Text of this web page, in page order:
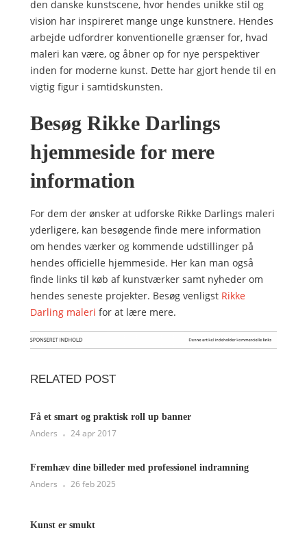
den danske kunstscene, hvor hendes unikke stil og
vision har inspireret mange unge kunstnere. Hendes
arbejde udfordrer konventionelle grænser for, hvad
maleri kan være, og åbner op for nye perspektiver
inden for moderne kunst. Dette har gjort hende til en
vigtig figur i samtidskunsten.
Besøg Rikke Darlings
hjemmeside for mere
information
For dem der ønsker at udforske Rikke Darlings maleri
yderligere, kan besøgende finde mere information
om hendes værker og kommende udstillinger på
hendes officielle hjemmeside. Her kan man også
finde links til køb af kunstværker samt nyheder om
hendes seneste projekter. Besøg venligst Rikke
Darling maleri for at lære mere.
RELATED POST
Få et smart og praktisk roll up banner
Anders 24 apr 2017
Fremhæv dine billeder med professionel indramning
Anders 26 feb 2025
Kunst er smukt